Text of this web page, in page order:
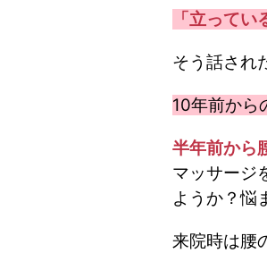
「立って
そう話され
10年前から
半年前から
マッサージ
ようか？悩
来院時は腰